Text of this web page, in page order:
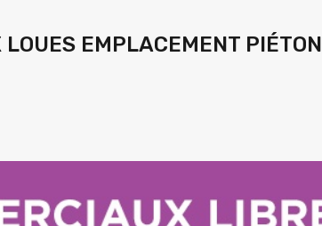
EMPLACEMENT PIÉTON